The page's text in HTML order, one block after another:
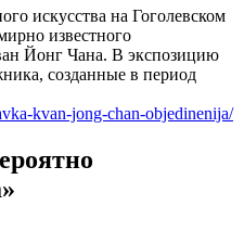
искусства на Гоголевском
известного
Йонг Чана. В экспозицию
созданные в период
kvan-jong-chan-objedinenija/